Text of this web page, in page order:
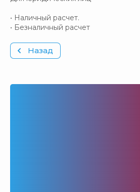
• Наличный расчет.
• Безналичный расчет
Назад